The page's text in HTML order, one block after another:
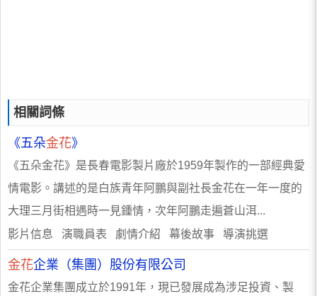
相關詞條
《五朵金花》
《五朵金花》是長春電影製片廠於1959年製作的一部經典愛
情電影。講述的是白族青年阿鵬與副社長金花在一年一度的
大理三月街相遇時一見鍾情，次年阿鵬走遍蒼山洱...
影片信息 演職員表 劇情介紹 幕後故事 導演挑選
金花企業（集團）股份有限公司
金花企業集團成立於1991年，現已發展成為涉足投資、製